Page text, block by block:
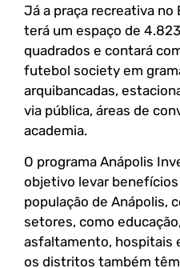
Já a praça recreativa no
terá um espaço de
quadrados e contará
futebol society em
arquibancadas,
via pública, áreas de
academia.
O programa Anápolis
objetivo levar benefícios
população de Anápolis,
setores, como
asfaltamento, hospitais
os distritos também